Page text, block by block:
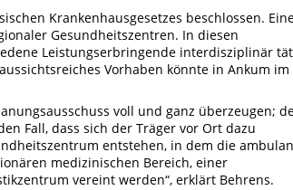
Krankenhausgesetzes beschlossen.
Gesundheitszentren. In diesen
Leistungserbringende interdisziplinär
Vorhaben könnte in Ankum im
voll und ganz überzeugen;
Fall, dass sich der Träger vor Ort dazu
entstehen, in dem die
medizinischen Bereich, einer
vereint werden“, erklärt Behrens.